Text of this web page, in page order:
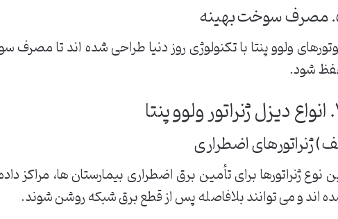
ولوو پنتا با تکنولوژی روز دنیا طراحی شده اند تا مصرف
شود.
پنتا
ژنراتورهای اضطراری
نوع ژنراتورها برای تأمین برق اضطراری بیمارستان ها، مراکز
اند و می توانند بلافاصله پس از قطع برق شبکه روشن شوند.